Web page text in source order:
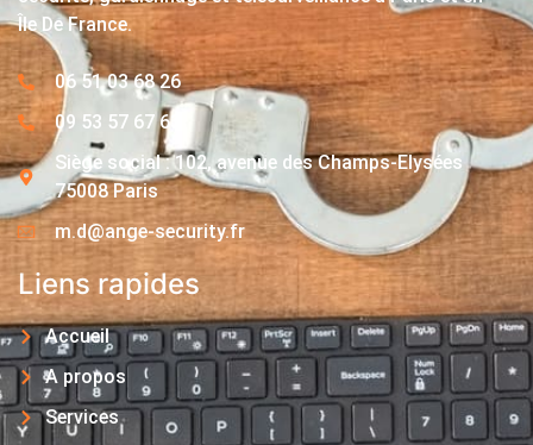
Île De France.
06 51 03 68 26
09 53 57 67 63
Siège social : 102, avenue des Champs-Elysées
75008 Paris
m.d@ange-security.fr
Liens rapides
Accueil
A propos
Services